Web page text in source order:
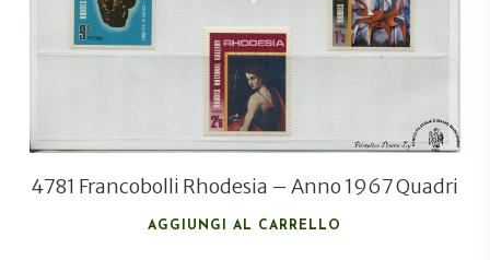
4781 Francobolli Rhodesia – Anno 1967 Quadri
AGGIUNGI AL CARRELLO